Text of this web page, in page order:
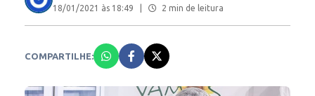
18/01/2021 às 18:49 2 min de leitura
COMPARTILHE: